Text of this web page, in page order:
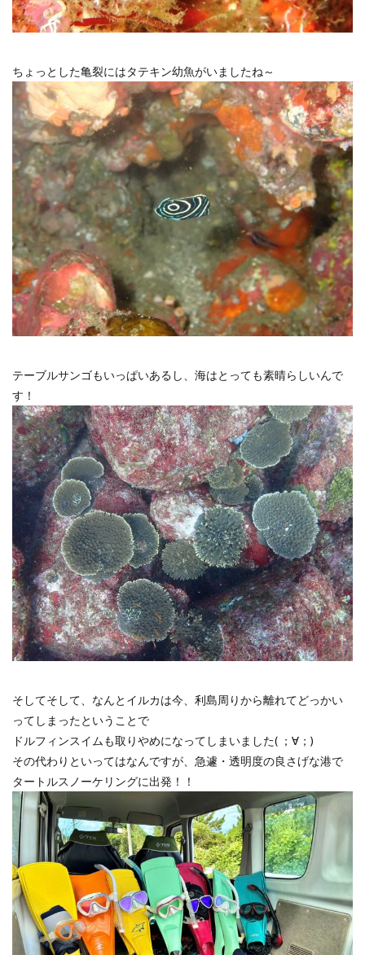
ちょっとした亀裂にはタテキン幼魚がいましたね～
テーブルサンゴもいっぱいあるし、海はとっても素晴らしいんで
す！
そしてそして、なんとイルカは今、利島周りから離れてどっかい
ってしまったということで
ドルフィンスイムも取りやめになってしまいました( ；∀；)
その代わりといってはなんですが、急遽・透明度の良さげな港で
タートルスノーケリングに出発！！